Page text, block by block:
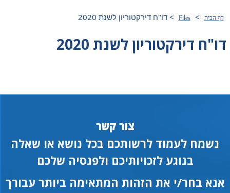
דף הבית >
Files
>דו"ח דירקטוריון לשנת 2020
דו"ח דירקטוריון לשנת 2020
צור קשר
נשמח לעמוד לרשותכם בכל נושא או שאלה
בנוגע לזכויותיכם ולפנסיה שלכם
אנא בחר/י את הזהות המתאימה ביותר עבורך